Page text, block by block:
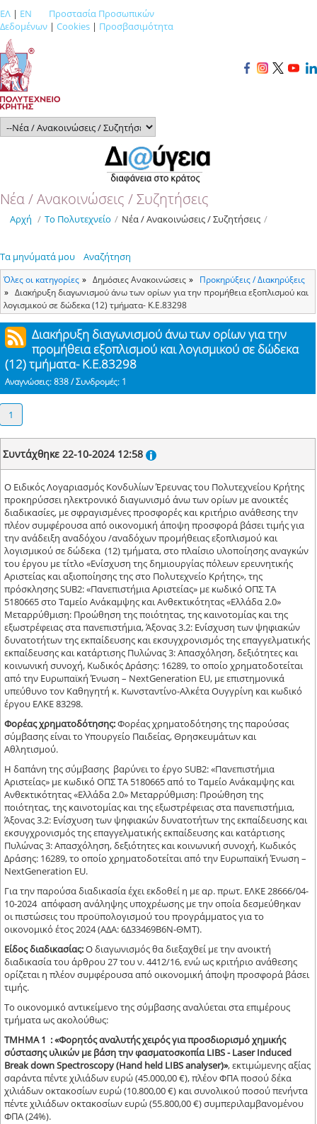
ΕΛ | EN
Προστασία Προσωπικών
Δεδομένων | Cookies | Προσβασιμότητα
Νέα / Ανακοινώσεις / Συζητήσεις
Αρχή / Το Πολυτεχνείο / Νέα / Ανακοινώσεις / Συζητήσεις /
Τα μηνύματά μου Αναζήτηση
Όλες οι κατηγορίες Δημόσιες Ανακοινώσεις
Προκηρύξεις / Διακηρύξεις
Διακήρυξη διαγωνισμού άνω των ορίων για την προμήθεια εξοπλισμού και
λογισμικού σε δώδεκα (12) τμήματα- K.E.83298
Διακήρυξη διαγωνισμού άνω των ορίων για την
προμήθεια εξοπλισμού και λογισμικού σε δώδεκα
(12) τμήματα- K.E.83298
Αναγνώσεις: 838 / Συνδρομές: 1
1
Συντάχθηκε 22-10-2024 12:58
Ο Ειδικός Λογαριασμός Κονδυλίων Έρευνας του Πολυτεχνείου Κρήτης
προκηρύσσει ηλεκτρονικό διαγωνισμό άνω των ορίων με ανοικτές
διαδικασίες, με σφραγισμένες προσφορές και κριτήριο ανάθεσης την
πλέον συμφέρουσα από οικονομική άποψη προσφορά βάσει τιμής για
την ανάδειξη αναδόχου /αναδόχων προμήθειας εξοπλισμού και
λογισμικού σε δώδεκα (12) τμήματα, στο πλαίσιο υλοποίησης αναγκών
του έργου με τίτλο «Ενίσχυση της δημιουργίας πόλεων ερευνητικής
Αριστείας και αξιοποίησης της στο Πολυτεχνείο Κρήτης», της
πρόσκλησης SUB2: «Πανεπιστήμια Αριστείας» με κωδικό ΟΠΣ ΤΑ
5180665 στο Ταμείο Ανάκαμψης και Ανθεκτικότητας «Ελλάδα 2.0»
Μεταρρύθμιση: Προώθηση της ποιότητας, της καινοτομίας και της
εξωστρέφειας στα πανεπιστήμια, Άξονας 3.2: Ενίσχυση των ψηφιακών
δυνατοτήτων της εκπαίδευσης και εκσυγχρονισμός της επαγγελματικής
εκπαίδευσης και κατάρτισης Πυλώνας 3: Απασχόληση, δεξιότητες και
κοινωνική συνοχή, Kωδικός Δράσης: 16289, το οποίο χρηματοδοτείται
από την Ευρωπαϊκή Ένωση – NextGeneration EU, με επιστημονικά
υπεύθυνο τον Καθηγητή κ. Κωνσταντίνο-Αλκέτα Ουγγρίνη και κωδικό
έργου ΕΛΚΕ 83298.
Φορέας χρηματοδότησης:Φορέας χρηματοδότησης της παρούσας
σύμβασης είναι το Υπουργείο Παιδείας, Θρησκευμάτων και
Αθλητισμού.
Η δαπάνη της σύμβασης βαρύνει το έργο SUB2: «Πανεπιστήμια
Αριστείας» με κωδικό ΟΠΣ ΤΑ 5180665 από το Ταμείο Ανάκαμψης και
Ανθεκτικότητας «Ελλάδα 2.0» Μεταρρύθμιση: Προώθηση της
ποιότητας, της καινοτομίας και της εξωστρέφειας στα πανεπιστήμια,
Άξονας 3.2: Ενίσχυση των ψηφιακών δυνατοτήτων της εκπαίδευσης και
εκσυγχρονισμός της επαγγελματικής εκπαίδευσης και κατάρτισης
Πυλώνας 3: Απασχόληση, δεξιότητες και κοινωνική συνοχή, Kωδικός
Δράσης: 16289, το οποίο χρηματοδοτείται από την Ευρωπαϊκή Ένωση –
NextGeneration EU.
Για την παρούσα διαδικασία έχει εκδοθεί η με αρ. πρωτ. ΕΛΚΕ 28666/04-
10-2024 απόφαση ανάληψης υποχρέωσης με την οποία δεσμεύθηκαν
οι πιστώσεις του προϋπολογισμού του προγράμματος για το
οικονομικό έτος 2024 (ΑΔΑ: 6Δ33469Β6Ν-ΘΜΤ).
Είδος διαδικασίας:Ο διαγωνισμός θα διεξαχθεί με την ανοικτή
διαδικασία του άρθρου 27 του ν. 4412/16, ενώ ως κριτήριο ανάθεσης
ορίζεται η πλέον συμφέρουσα από οικονομική άποψη προσφορά βάσει
τιμής.
Το οικονομικό αντικείμενο της σύμβασης αναλύεται στα επιμέρους
τμήματα ως ακολούθως:
ΤΜΗΜΑ 1 : «Φορητός αναλυτής χειρός για προσδιορισμό χημικής
σύστασης υλικών με βάση την φασματοσκοπία LIBS - Laser Induced
Break down Spectroscopy (Hand held LIBS analyser)», εκτιμώμενης αξίας
σαράντα πέντε χιλιάδων ευρώ (45.000,00 €), πλέον ΦΠΑ ποσού δέκα
χιλιάδων οκτακοσίων ευρώ (10.800,00 €) και συνολικού ποσού πενήντα
πέντε χιλιάδων οκτακοσίων ευρώ (55.800,00 €) συμπεριλαμβανομένου
ΦΠΑ (24%).